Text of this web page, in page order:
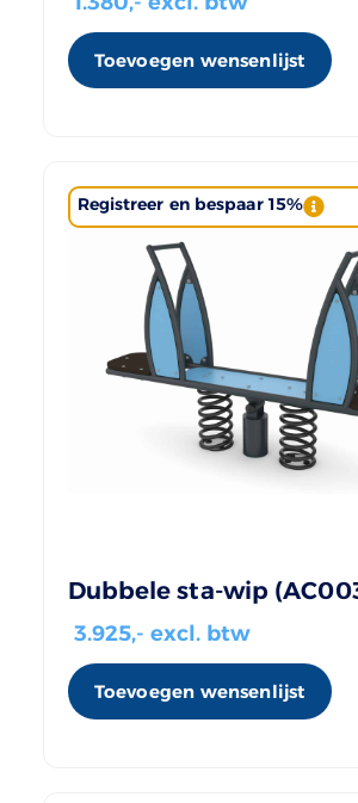
Toevoegen wensenlijst
Registreer en bespaar 15%
Dubbele sta-wip
3.925,- excl. btw
Toevoegen wensenlijst